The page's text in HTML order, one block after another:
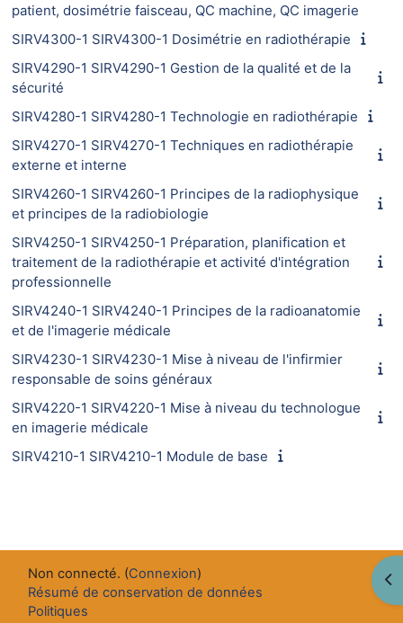
patient, dosimétrie faisceau, QC machine, QC imagerie
SIRV4300-1 SIRV4300-1 Dosimétrie en radiothérapie
SIRV4290-1 SIRV4290-1 Gestion de la qualité et de la
sécurité
SIRV4280-1 SIRV4280-1 Technologie en radiothérapie
SIRV4270-1 SIRV4270-1 Techniques en radiothérapie
externe et interne
SIRV4260-1 SIRV4260-1 Principes de la radiophysique
et principes de la radiobiologie
SIRV4250-1 SIRV4250-1 Préparation, planification et
traitement de la radiothérapie et activité d'intégration
professionnelle
SIRV4240-1 SIRV4240-1 Principes de la radioanatomie
et de l'imagerie médicale
SIRV4230-1 SIRV4230-1 Mise à niveau de l'infirmier
responsable de soins généraux
SIRV4220-1 SIRV4220-1 Mise à niveau du technologue
en imagerie médicale
SIRV4210-1 SIRV4210-1 Module de base
Non connecté. (Connexion)
Résumé de conservation de données
Politiques